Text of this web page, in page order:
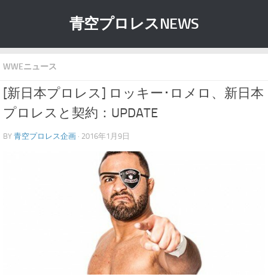
青空プロレスNEWS
WWEニュース
[新日本プロレス] ロッキー･ロメロ、新日本
プロレスと契約：UPDATE
BY 青空プロレス企画 · 2016年1月9日